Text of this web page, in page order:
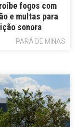
fogos com
e multas para
sonora
PARÁ DE MINAS